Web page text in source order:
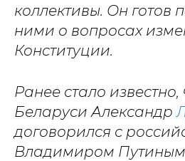
коллективы. Он готов
ними о вопросах
Конституции.
Ранее стало известно,
Беларуси Александр
договорился с
Владимиром